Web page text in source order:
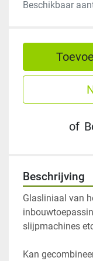
Beschikbaar
of
Beschrijving
Glasliniaal van
slijpmachines
Kan